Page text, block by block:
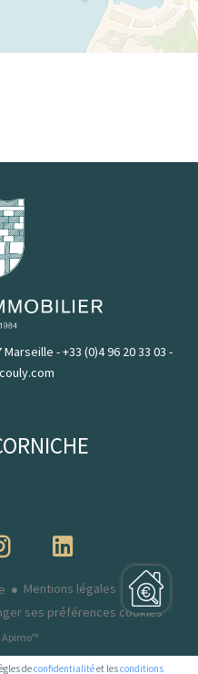
Marseille -+33 (0)4 96 20 33 03 -
Mentions légales
ses préférences cookies
Apimo™
deconfidentialitéet lesconditions